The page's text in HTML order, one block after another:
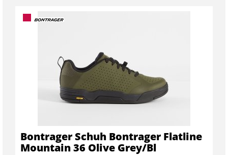
Bontrager Schuh Bontrager Flatline
Mountain 36 Olive Grey/Bl